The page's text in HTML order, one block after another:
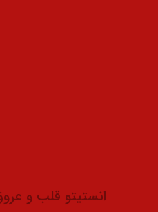
انستیتو قلب و